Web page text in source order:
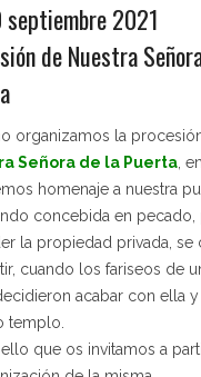
septiembre 2021
de Nuestra
organizamos la
Señora de la Puerta,
homenaje a nuestra
concebida en pecado,
la propiedad privada, se
cuando los fariseos de
acabar con ella
templo.
que os invitamos a